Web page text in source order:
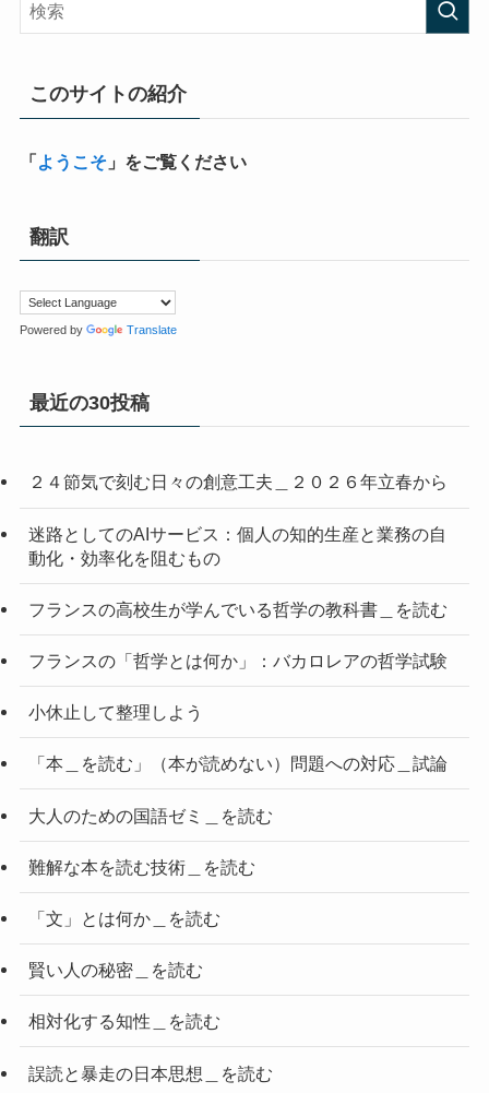
このサイトの紹介
「ようこそ」をご覧ください
翻訳
Powered by Translate
最近の30投稿
２４節気で刻む日々の創意工夫＿２０２６年立春から
迷路としてのAIサービス：個人の知的生産と業務の自
動化・効率化を阻むもの
フランスの高校生が学んでいる哲学の教科書＿を読む
フランスの「哲学とは何か」：バカロレアの哲学試験
小休止して整理しよう
「本＿を読む」（本が読めない）問題への対応＿試論
大人のための国語ゼミ＿を読む
難解な本を読む技術＿を読む
「文」とは何か＿を読む
賢い人の秘密＿を読む
相対化する知性＿を読む
誤読と暴走の日本思想＿を読む